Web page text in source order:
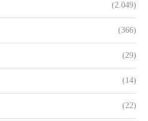
(2.049)
(366)
(29)
(14)
(22)